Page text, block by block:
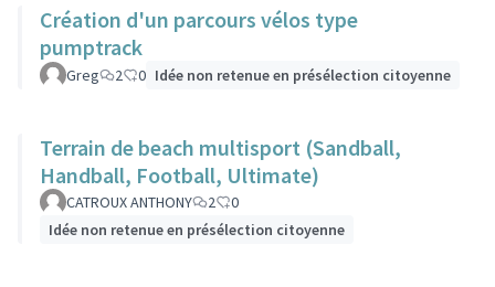
Création d'un parcours vélos type
pumptrack
Greg 2 0 Idée non retenue en présélection citoyenne
Terrain de beach multisport (Sandball,
Handball, Football, Ultimate)
CATROUX ANTHONY 2
0
Idée non retenue en présélection citoyenne